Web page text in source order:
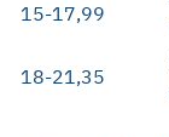
15-17,99
18-21,35